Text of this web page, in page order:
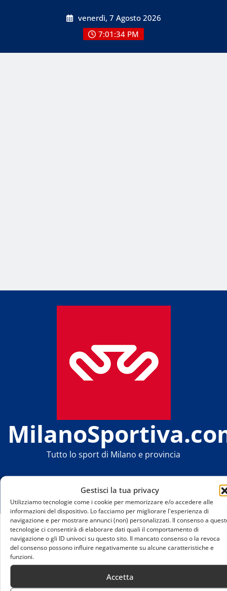
Gestisci la tua privacy
Utilizziamo tecnologie come i cookie per memorizzare e/o accedere alle
informazioni del dispositivo. Lo facciamo per migliorare l'esperienza di
navigazione e per mostrare annunci (non) personalizzati. Il consenso a
tecnologie ci consentirà di elaborare dati quali il comportamento di
navigazione o gli ID univoci su questo sito. Il mancato consenso o la revoca
del consenso possono influire negativamente su alcune caratteristiche e
funzioni.
Accetta
venerdì, 7 Agosto 2026
7:01:34 PM
Tutto lo sport di Milano e provincia
Home
Sci di fondo per principianti nei parchi di Milano